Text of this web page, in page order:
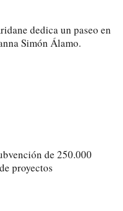
dedica un paseo en
Simón Álamo.
de 250.000
proyectos